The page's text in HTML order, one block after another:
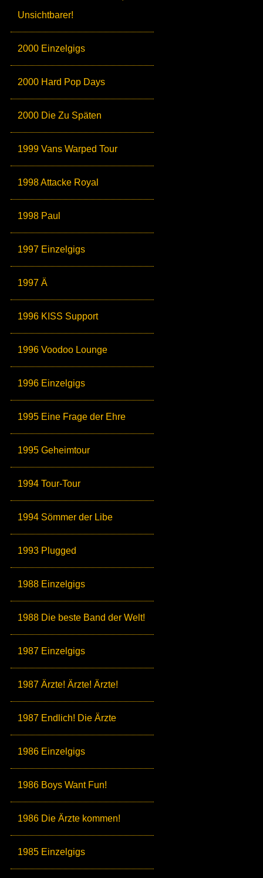
Unsichtbarer!
2000 Einzelgigs
2000 Hard Pop Days
2000 Die Zu Späten
1999 Vans Warped Tour
1998 Attacke Royal
1998 Paul
1997 Einzelgigs
1997 Ä
1996 KISS Support
1996 Voodoo Lounge
1996 Einzelgigs
1995 Eine Frage der Ehre
1995 Geheimtour
1994 Tour-Tour
1994 Sömmer der Libe
1993 Plugged
1988 Einzelgigs
1988 Die beste Band der Welt!
1987 Einzelgigs
1987 Ärzte! Ärzte! Ärzte!
1987 Endlich! Die Ärzte
1986 Einzelgigs
1986 Boys Want Fun!
1986 Die Ärzte kommen!
1985 Einzelgigs